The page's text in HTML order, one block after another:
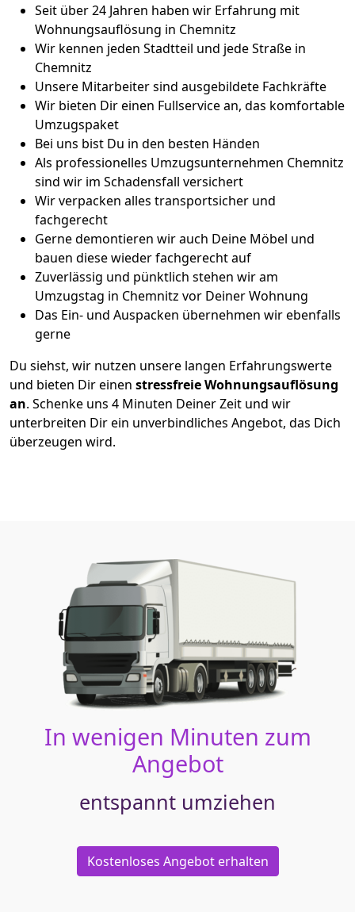
Seit über 24 Jahren haben wir Erfahrung mit
Wohnungsauflösung in Chemnitz
Wir kennen jeden Stadtteil und jede Straße in
Chemnitz
Unsere Mitarbeiter sind ausgebildete Fachkräfte
Wir bieten Dir einen Fullservice an, das komfortable
Umzugspaket
Bei uns bist Du in den besten Händen
Als professionelles Umzugsunternehmen Chemnitz
sind wir im Schadensfall versichert
Wir verpacken alles transportsicher und
fachgerecht
Gerne demontieren wir auch Deine Möbel und
bauen diese wieder fachgerecht auf
Zuverlässig und pünktlich stehen wir am
Umzugstag in Chemnitz vor Deiner Wohnung
Das Ein- und Auspacken übernehmen wir ebenfalls
gerne
Du siehst, wir nutzen unsere langen Erfahrungswerte
und bieten Dir einen stressfreie Wohnungsauflösung
an. Schenke uns 4 Minuten Deiner Zeit und wir
unterbreiten Dir ein unverbindliches Angebot, das Dich
überzeugen wird.
In wenigen Minuten zum
Angebot
entspannt umziehen
Kostenloses Angebot erhalten